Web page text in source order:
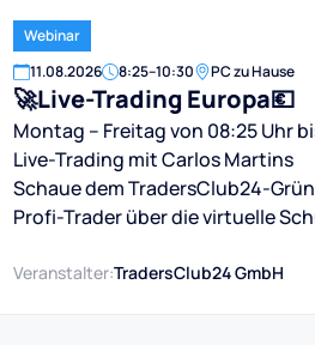
Webinar
11.08.2026 8:25–10:30 PC zu Hause
🚀Live-Trading Europa💶
Montag – Freitag von 08:25 Uhr
Live-Trading mit Carlos Martins
Schaue dem TradersClub24-
Profi-Trader über die virtuelle
Veranstalter:TradersClub24 GmbH